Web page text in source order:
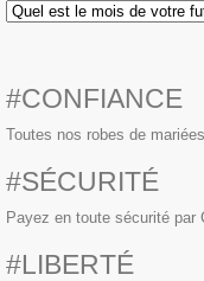
#CONFIANCE
Toutes nos robes de
#SÉCURITÉ
Payez en toute sécurité par
#LIBERTÉ